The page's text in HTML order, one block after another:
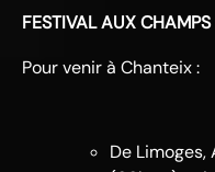
FESTIVAL AUX CHAMPS
Pour venir à Chanteix :
De Limoges,